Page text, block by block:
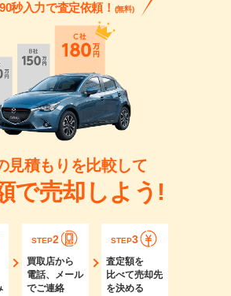
秒入力で査定依頼！ (無料)
見積もりを比較して
で売却しよう!
STEP2
買取店から
電話、メール
でご連絡
STEP3
査定額を
比べて売却先
を決める